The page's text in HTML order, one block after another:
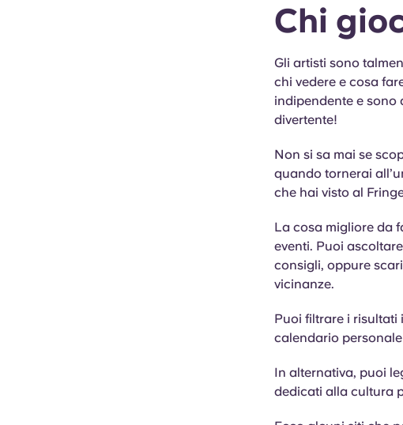
Chi
Gli artisti sono
chi vedere e cosa
indipendente e sono
divertente!
Non si sa mai se
quando tornerai
che hai visto al
La cosa migliore da
eventi. Puoi
consigli, oppure
vicinanze.
Puoi filtrare i risultati
calendario
In alternativa, puoi
dedicati alla cultura